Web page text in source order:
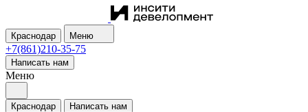
Краснодар Меню
+7(861)210-35-75
Написать нам
Меню
Краснодар Написать нам